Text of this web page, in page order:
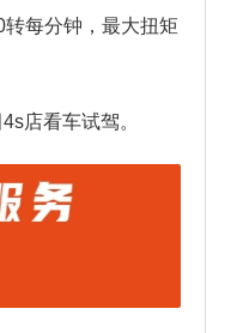
每分钟，最大扭矩
店看车试驾。